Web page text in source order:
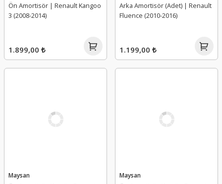
Ön Amortisör | Renault Kangoo
3 (2008-2014)
1.899,00 ₺
Arka Amortisör (Adet) | Renault
Fluence (2010-2016)
1.199,00 ₺
Maysan Maysan